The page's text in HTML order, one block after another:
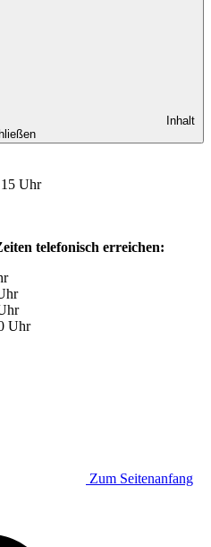
Inhalt
Uhr
telefonisch erreichen:
Uhr
Zum Seitenanfang